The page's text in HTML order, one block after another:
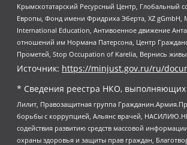
Крымскотатарский Ресурсный Центр, Глобальный
Европы, Фонд имени Фридриха Эберта, XZ
International Education, Антивоенное движение
отношений им Нормана Патерсона, Центр
Прометей, Stop Occupation of Karelia, Вернись
Источник: https://minjust.gov.ru/ru/
* Сведения реестра НКО, выполняющих
Лилит, Правозащитная группа
борьбы с коррупцией, Альянс врачей,
содействия развитию средств массовой
охраны здоровья и защиты прав граждан,